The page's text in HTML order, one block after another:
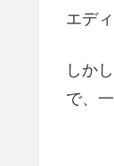
エデ
しか
で、